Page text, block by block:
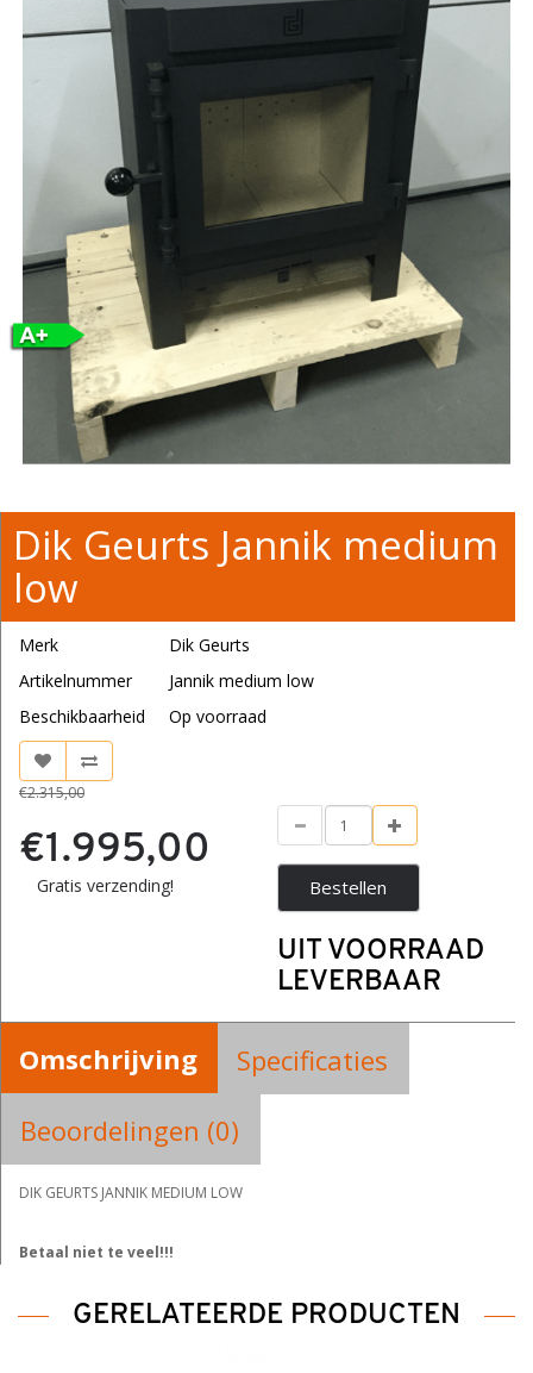
Dik Geurts Jannik medium
low
Merk
Dik Geurts
Artikelnummer
Jannik medium low
Beschikbaarheid
Op voorraad
€2.315,00
€1.995,00
Gratis verzending! Bestellen
UIT VOORRAAD
LEVERBAAR
Omschrijving
Specificaties
Beoordelingen (0)
DIK GEURTS JANNIK MEDIUM LOW
Betaal niet te veel!!!
GERELATEERDE PRODUCTEN